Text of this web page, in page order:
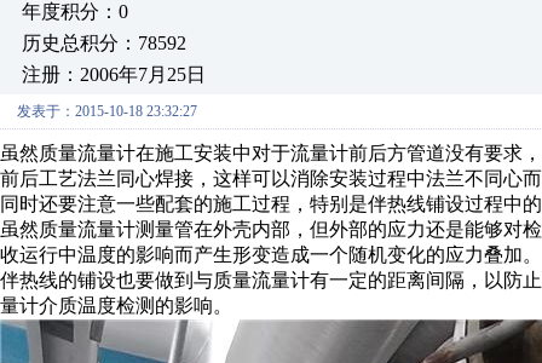
年度积分：0
历史总积分：78592
注册：2006年7月25日
发表于：2015-10-18 23:32:27
虽然质量流量计在施工安装中对于流量计前后方管道没有要求
前后工艺法兰同心焊接，这样可以消除安装过程中法兰不同心
同时还要注意一些配套的施工过程，特别是伴热线铺设过程中
虽然质量流量计测量管在外壳内部，但外部的应力还是能够对
收运行中温度的影响而产生形变造成一个随机变化的应力叠加。
伴热线的铺设也要做到与质量流量计有一定的距离间隔，以防
量计介质温度检测的影响。